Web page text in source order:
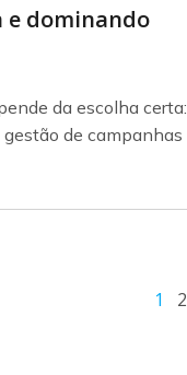
e dominando
da escolha certa:
de campanhas
1 2